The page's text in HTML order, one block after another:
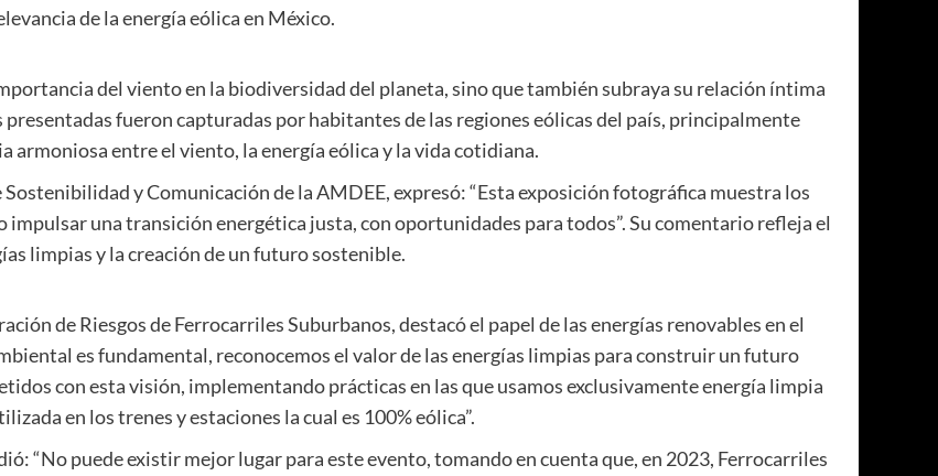
de la energía eólica en México.
del viento en la biodiversidad del planeta, sino que también subraya su relación íntima
fueron capturadas por habitantes de las regiones eólicas del país, principalmente
armoniosa entre el viento, la energía eólica y la vida cotidiana.
y Comunicación de la AMDEE, expresó: “Esta exposición fotográfica muestra los
una transición energética justa, con oportunidades para todos”. Su comentario refleja el
limpias y la creación de un futuro sostenible.
de Riesgos de Ferrocarriles Suburbanos, destacó el papel de las energías renovables en el
es fundamental, reconocemos el valor de las energías limpias para construir un futuro
con esta visión, implementando prácticas en las que usamos exclusivamente energía limpia
en los trenes y estaciones la cual es 100% eólica”.
“No puede existir mejor lugar para este evento, tomando en cuenta que, en 2023, Ferrocarriles